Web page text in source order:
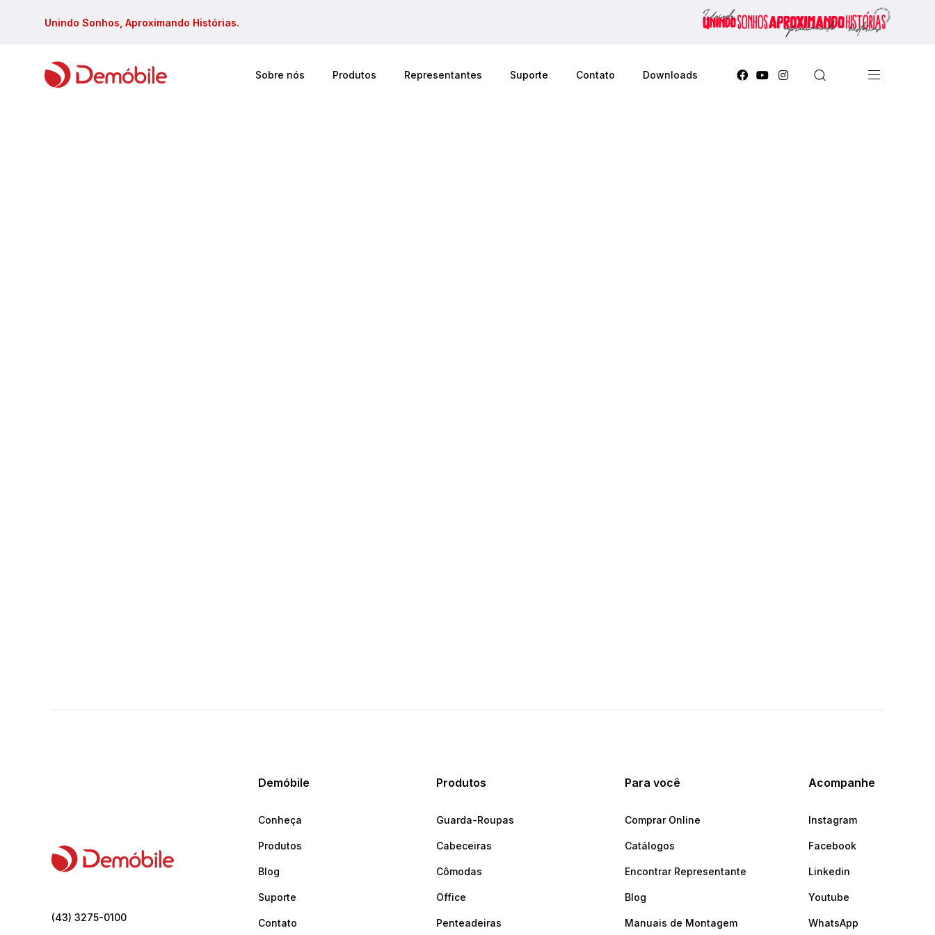
Unindo Sonhos, Aproximando Histórias.
Sobre nós Produtos Representantes Suporte Contato Downloads
(43) 3275-0100
Demóbile
Conheça
Produtos
Blog
Suporte
Contato
Produtos
Guarda-Roupas
Cabeceiras
Cômodas
Office
Penteadeiras
Para você
Comprar Online
Catálogos
Encontrar Representante
Blog
Manuais de Montagem
Acompanhe
Instagram
Facebook
Linkedin
Youtube
WhatsApp